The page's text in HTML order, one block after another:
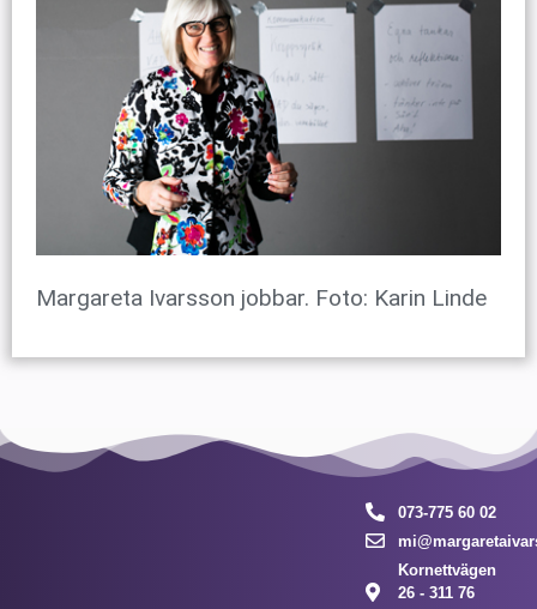
Margareta Ivarsson jobbar. Foto: Karin Linde
073-775 60 02
Kornettvägen
26 - 311 76